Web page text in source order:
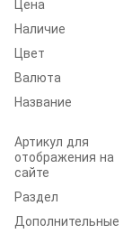
Цена
Наличие
Цвет
Валюта
Название
Артикул для
отображения на
сайте
Раздел
Дополнительные